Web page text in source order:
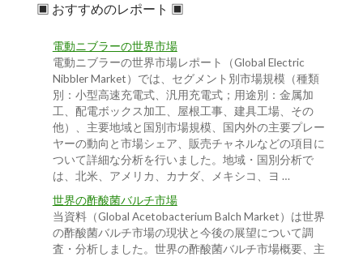
▣ おすすめのレポート ▣
電動ニブラーの世界市場
電動ニブラーの世界市場レポート（Global Electric
Nibbler Market）では、セグメント別市場規模（種類
別：小型高速充電式、汎用充電式；用途別：金属加
工、配電ボックス加工、屋根工事、建具工場、その
他）、主要地域と国別市場規模、国内外の主要プレー
ヤーの動向と市場シェア、販売チャネルなどの項目に
ついて詳細な分析を行いました。地域・国別分析で
は、北米、アメリカ、カナダ、メキシコ、ヨ …
世界の酢酸菌バルチ市場
当資料（Global Acetobacterium Balch Market）は世界
の酢酸菌バルチ市場の現状と今後の展望について調
査・分析しました。世界の酢酸菌バルチ市場概要、主